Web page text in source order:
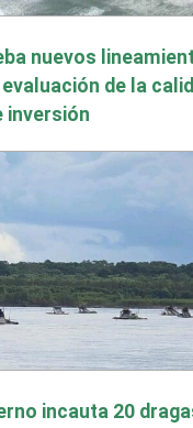
nuevos
de la
inversión
incauta 20